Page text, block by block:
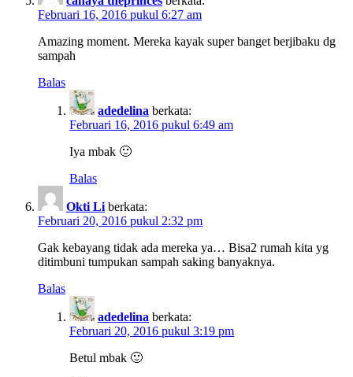
Februari 16, 2016 pukul 6:27 am
Amazing moment. Mereka kayak super banget berjibaku dg
sampah
Balas
adedelina berkata:
Februari 16, 2016 pukul 6:49 am
Iya mbak 🙂
Balas
Okti Li berkata:
Februari 20, 2016 pukul 2:32 pm
Gak kebayang tidak ada mereka ya… Bisa2 rumah kita yg
ditimbuni tumpukan sampah saking banyaknya.
Balas
adedelina berkata:
Februari 20, 2016 pukul 3:19 pm
Betul mbak 🙂